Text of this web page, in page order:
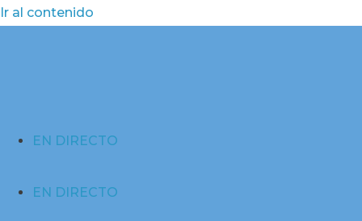
Ir al contenido
EN DIRECTO
EN DIRECTO